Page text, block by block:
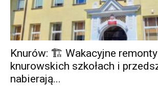
Knurów: 🏗️ Wakacyjne
knurowskich szkołach i
nabierają...